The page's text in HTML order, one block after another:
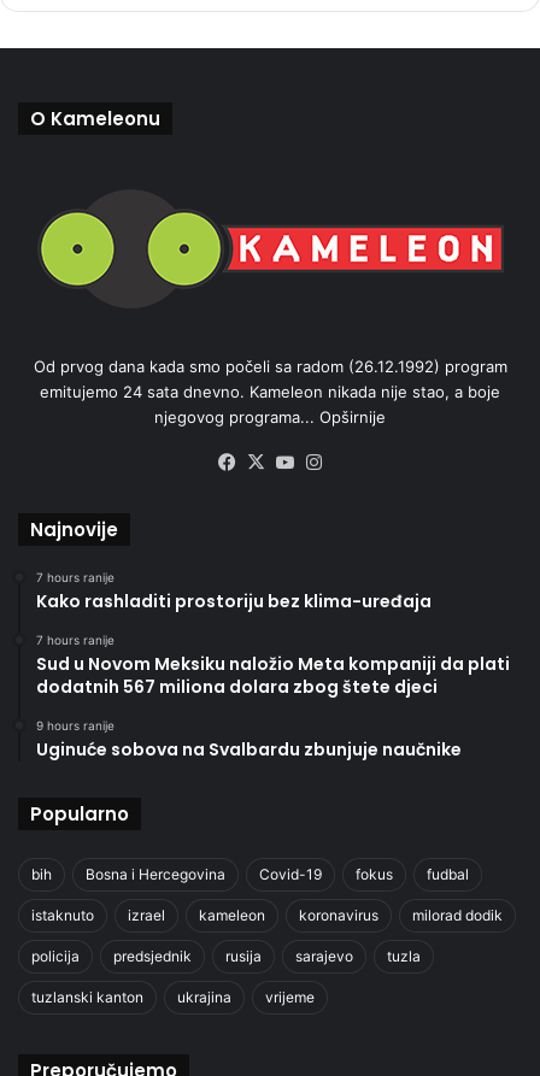
O Kameleonu
Od prvog dana kada smo počeli sa radom (26.12.1992) program
emitujemo 24 sata dnevno. Kameleon nikada nije stao, a boje
njegovog programa... Opširnije
Facebook
X YouTube
Najnovije
7 hours ranije
Kako rashladiti prostoriju bez klima-uređaja
7 hours ranije
Sud u Novom Meksiku naložio Meta kompaniji da plati
dodatnih 567 miliona dolara zbog štete djeci
9 hours ranije
Uginuće sobova na Svalbardu zbunjuje naučnike
Popularno
bih Bosna i Hercegovina Covid-19 fokus fudbal
istaknuto izrael kameleon koronavirus milorad dodik
policija predsjednik rusija sarajevo tuzla
tuzlanski kanton ukrajina vrijeme